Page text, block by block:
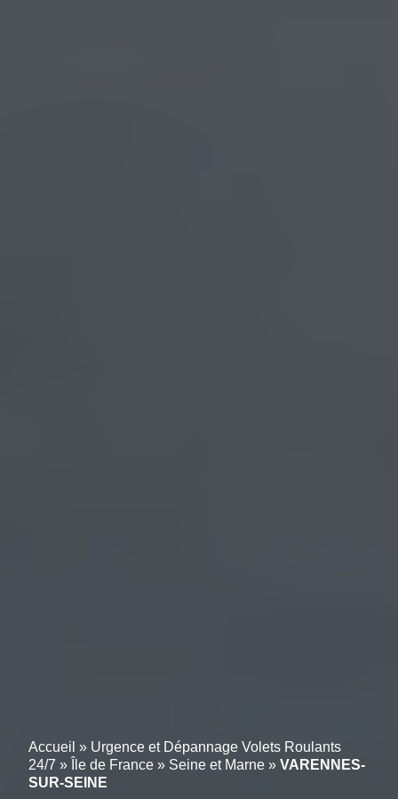
Accueil » Urgence et Dépannage Volets Roulants
24/7 » Île de France » Seine et Marne » VARENNES-
SUR-SEINE